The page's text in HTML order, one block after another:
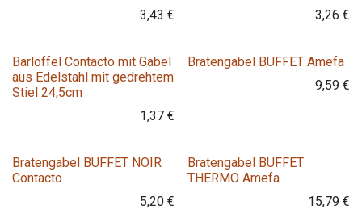
3,43 €
3,26 €
Barlöffel Contacto mit Gabel
aus Edelstahl mit gedrehtem
Stiel 24,5cm
1,37€
Bratengabel BUFFET Amefa
9,59€
Bratengabel BUFFET NOIR
Contacto
5,20€
Bratengabel BUFFET
THERMO Amefa
15,79€